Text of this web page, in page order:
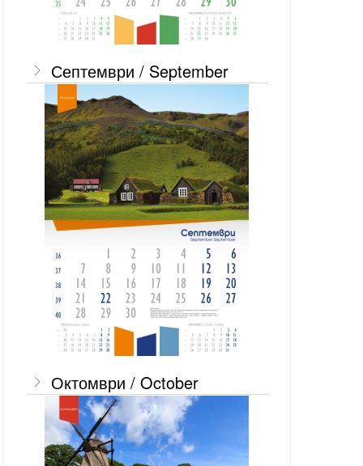
Септември / September
Октомври / October